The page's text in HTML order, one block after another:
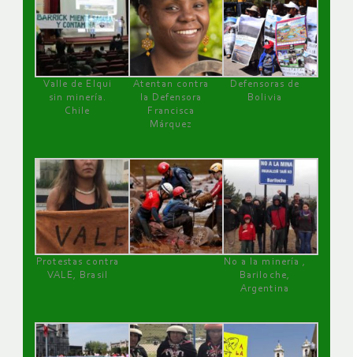
Valle de Elqui
sin minería.
Chile
Atentan contra
la Defensora
Francisca
Márquez
Defensoras de
Bolivia
Protestas contra
VALE, Brasil
No a la minería ,
Bariloche,
Argentina